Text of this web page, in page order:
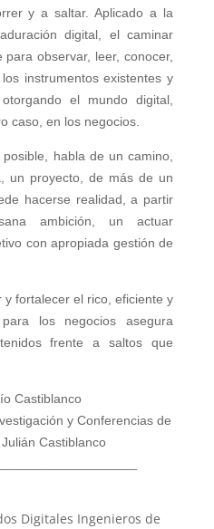
y a saltar. Aplicado a la
digital, el caminar
observar, leer, conocer,
instrumentos existentes y
el mundo digital,
caso, en los negocios.
habla de un camino,
un proyecto, de más de un
hacerse realidad, a partir
ambición, un actuar
con apropiada gestión de
y fortalecer el rico, eficiente y
los negocios asegura
frente a saltos que
Castiblanco
y Conferencias de
Castiblanco
Digitales Ingenieros de